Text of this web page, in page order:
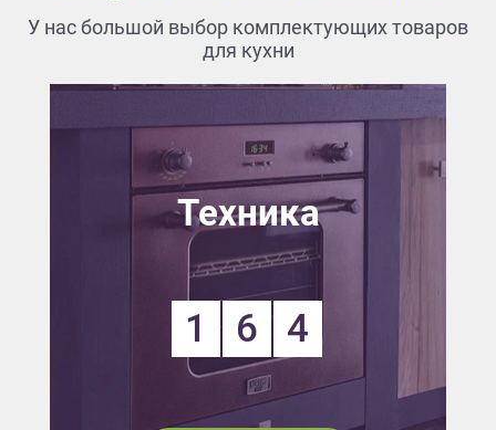
У нас большой выбор комплектующих товаров
для кухни
Техника
1 6 4